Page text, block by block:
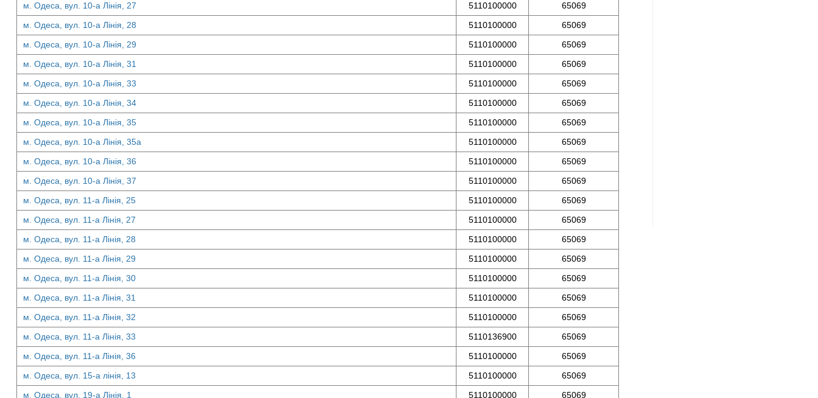
м. Одеса, вул. 10-а Лінія, 27
5110100000
65069
м. Одеса, вул. 10-а Лінія, 28
5110100000
65069
м. Одеса, вул. 10-а Лінія, 29
5110100000
65069
м. Одеса, вул. 10-а Лінія, 31
5110100000
65069
м. Одеса, вул. 10-а Лінія, 33
5110100000
65069
м. Одеса, вул. 10-а Лінія, 34
5110100000
65069
м. Одеса, вул. 10-а Лінія, 35
5110100000
65069
м. Одеса, вул. 10-а Лінія, 35а
5110100000
65069
м. Одеса, вул. 10-а Лінія, 36
5110100000
65069
м. Одеса, вул. 10-а Лінія, 37
5110100000
65069
м. Одеса, вул. 11-а Лінія, 25
5110100000
65069
м. Одеса, вул. 11-а Лінія, 27
5110100000
65069
м. Одеса, вул. 11-а Лінія, 28
5110100000
65069
м. Одеса, вул. 11-а Лінія, 29
5110100000
65069
м. Одеса, вул. 11-а Лінія, 30
5110100000
65069
м. Одеса, вул. 11-а Лінія, 31
5110100000
65069
м. Одеса, вул. 11-а Лінія, 32
5110100000
65069
м. Одеса, вул. 11-а Лінія, 33
5110136900
65069
м. Одеса, вул. 11-а Лінія, 36
5110100000
65069
м. Одеса, вул. 15-а лінія, 13
5110100000
65069
м. Одеса, вул. 19-а Лінія, 1
5110100000
65069